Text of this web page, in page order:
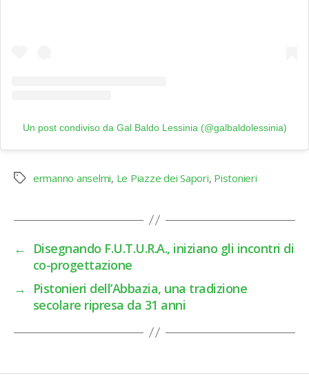
Un post condiviso da Gal Baldo Lessinia (@galbaldolessinia)
Tag ermanno anselmi, Le Piazze dei Sapori, Pistonieri
←
Disegnando F.U.T.U.R.A., iniziano gli incontri di
co-progettazione
→
Pistonieri dell’Abbazia, una tradizione
secolare ripresa da 31 anni